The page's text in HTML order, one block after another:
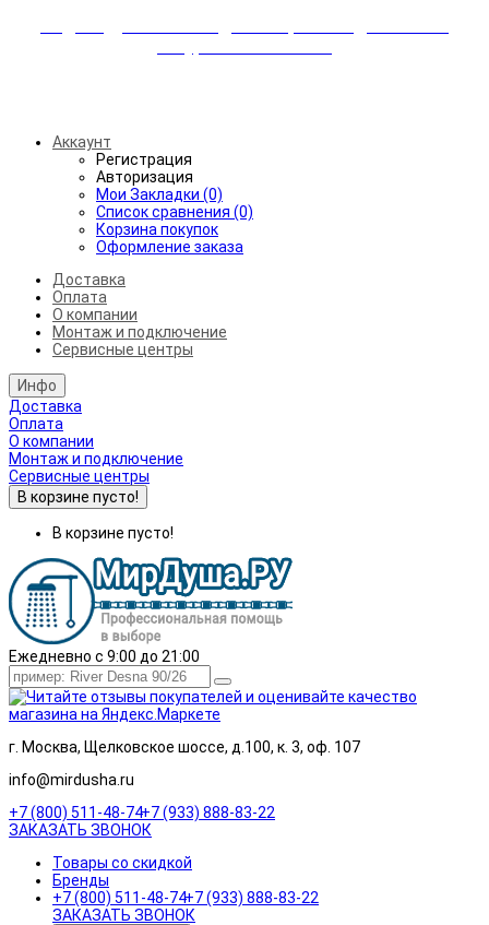
Аккаунт
Регистрация
Авторизация
Мои Закладки (0)
Список сравнения (0)
Корзина покупок
Оформление заказа
Доставка
Оплата
О компании
Монтаж и подключение
Сервисные центры
Инфо
Доставка
Оплата
О компании
Монтаж и подключение
Сервисные центры
В корзине пусто!
В корзине пусто!
Ежедневно с 9:00 до 21:00
г. Москва, Щелковское шоссе, д.100, к. 3, оф. 107
info@mirdusha.ru
+7 (800) 511-48-74+7 (933) 888-83-22
ЗАКАЗАТЬ ЗВОНОК
Товары со скидкой
Бренды
+7 (800) 511-48-74+7 (933) 888-83-22
ЗАКАЗАТЬ ЗВОНОК